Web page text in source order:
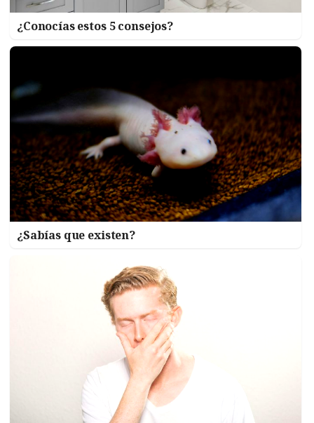
¿Conocías estos 5 consejos?
¿Sabías que existen?